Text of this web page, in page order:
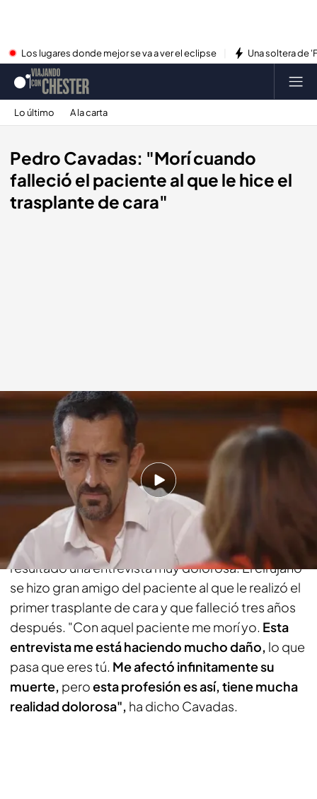
Los lugares donde mejor se va a ver el eclipse Una soltera de
Lo último A la carta
Pedro Cavadas: "Morí cuando
falleció el paciente al que le hice el
trasplante de cara"
cuatro.com
31 MAY 2015 - 23:30h.
Compartir
Pedro Cavadas se ha sincerado en el chester con
Pepa Bueno y ha confesado que le estaba
resultado una entrevista muy dolorosa. El cirujano
se hizo gran amigo del paciente al que le realizó el
primer trasplante de cara y que falleció tres años
después. "Con aquel paciente me morí yo. Esta
entrevista me está haciendo mucho daño, lo que
pasa que eres tú. Me afectó infinitamente su
muerte, peroesta profesión es así, tiene mucha
realidad dolorosa", ha dicho Cavadas.